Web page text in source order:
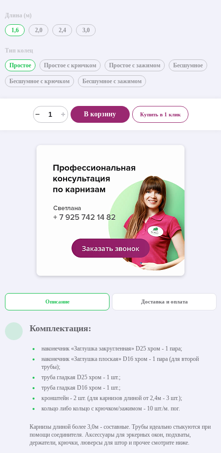
Длина (м)
1,6 2,0 2,4 3,0
Тип колец
Простое Простое с крючком Простое с зажимом Бесшумное
Бесшумное с крючком Бесшумное с зажимом
В корзину Купить в 1 клик
Описание Доставка и оплата
Комплектация:
наконечник «Заглушка закругленная» D25 хром - 1 пара;
наконечник «Заглушка плоская» D16 хром - 1 пара (для второй
трубы);
труба гладкая D25 хром - 1 шт.;
труба гладкая D16 хром - 1 шт.;
кронштейн - 2 шт. (для карнизов длиной от 2,4м - 3 шт.);
кольцо либо кольцо с крючком/зажимом - 10 шт./м. пог.
Карнизы длиной более 3,0м - составные. Трубы идеально стыкуются при
помощи соединителя. Аксессуары для эркерных окон, подхваты,
держатели, крючки, люверсы для штор и прочее смотрите ниже.